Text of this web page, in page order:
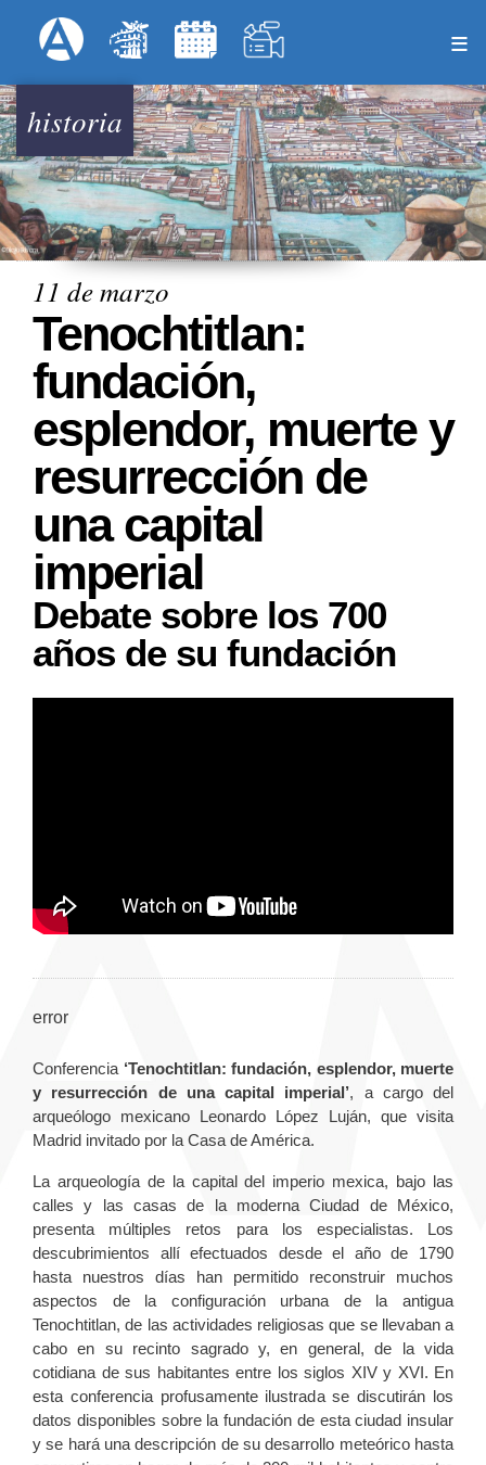
al
principal
Menú Superior
historia
11 de marzo
Tenochtitlan:
fundación,
esplendor, muerte y
resurrección de
una capital
imperial
Debate sobre los 700
años de su fundación
error
Conferencia ‘Tenochtitlan: fundación, esplendor, muerte
y resurrección de una capital imperial’, a cargo del
arqueólogo mexicano Leonardo López Luján, que visita
Madrid invitado por la Casa de América.
La arqueología de la capital del imperio mexica, bajo las
calles y las casas de la moderna Ciudad de México,
presenta múltiples retos para los especialistas. Los
descubrimientos allí efectuados desde el año de 1790
hasta nuestros días han permitido reconstruir muchos
aspectos de la configuración urbana de la antigua
Tenochtitlan, de las actividades religiosas que se llevaban a
cabo en su recinto sagrado y, en general, de la vida
cotidiana de sus habitantes entre los siglos XIV y XVI. En
esta conferencia profusamente ilustrada se discutirán los
datos disponibles sobre la fundación de esta ciudad insular
y se hará una descripción de su desarrollo meteórico hasta